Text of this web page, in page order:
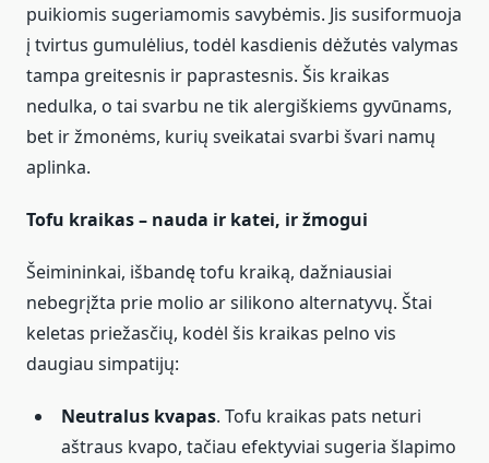
puikiomis sugeriamomis savybėmis. Jis susiformuoja
į tvirtus gumulėlius, todėl kasdienis dėžutės valymas
tampa greitesnis ir paprastesnis. Šis kraikas
nedulka, o tai svarbu ne tik alergiškiems gyvūnams,
bet ir žmonėms, kurių sveikatai svarbi švari namų
aplinka.
Tofu kraikas – nauda ir katei, ir žmogui
Šeimininkai, išbandę tofu kraiką, dažniausiai
nebegrįžta prie molio ar silikono alternatyvų. Štai
keletas priežasčių, kodėl šis kraikas pelno vis
daugiau simpatijų:
Neutralus kvapas. Tofu kraikas pats neturi
aštraus kvapo, tačiau efektyviai sugeria šlapimo